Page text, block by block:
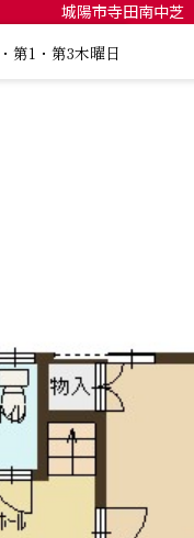
城陽市寺田南中
第1・第3木曜日